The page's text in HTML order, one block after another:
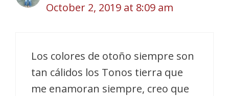
October 2, 2019 at 8:09 am
Los colores de otoño siempre son
tan cálidos los Tonos tierra que
me enamoran siempre, creo que